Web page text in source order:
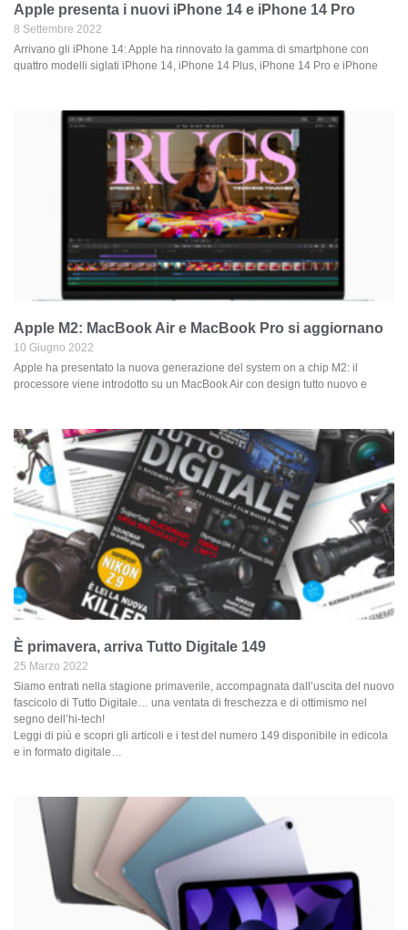
Apple presenta i nuovi iPhone 14 e iPhone 14 Pro
8 Settembre 2022
Arrivano gli iPhone 14: Apple ha rinnovato la gamma di smartphone con
quattro modelli siglati iPhone 14, iPhone 14 Plus, iPhone 14 Pro e iPhone
Apple M2: MacBook Air e MacBook Pro si aggiornano
10 Giugno 2022
Apple ha presentato la nuova generazione del system on a chip M2: il
processore viene introdotto su un MacBook Air con design tutto nuovo e
È primavera, arriva Tutto Digitale 149
25 Marzo 2022
Siamo entrati nella stagione primaverile, accompagnata dall’uscita del nuovo
fascicolo di Tutto Digitale… una ventata di freschezza e di ottimismo nel
segno dell’hi-tech!
Leggi di più e scopri gli articoli e i test del numero 149 disponibile in edicola
e in formato digitale…